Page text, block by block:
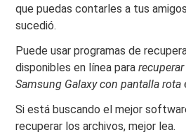
que puedas contarles a tus
sucedió.
Puede usar programas de
disponibles en línea para
Samsung Galaxy con pantalla rota
Si está buscando el mejor
recuperar los archivos, mejor lea.